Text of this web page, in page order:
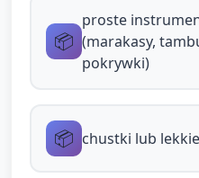
„galaktyczne
słuchania
Zachęć do
Plutonowy rytm —
📦
proste
(marakasy,
pokrywki)
📦 chustki lub